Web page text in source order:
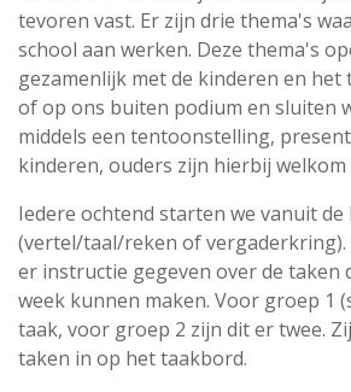
tevoren vast. Er zijn drie thema's
school aan werken. Deze thema's
gezamenlijk met de kinderen en het
of op ons buiten podium en sluiten
middels een tentoonstelling,
kinderen, ouders zijn hierbij welkom
Iedere ochtend starten we vanuit
(vertel/taal/reken of
er instructie gegeven over de taken
week kunnen maken. Voor groep 1
taak, voor groep 2 zijn dit er twee.
taken in op het taakbord.